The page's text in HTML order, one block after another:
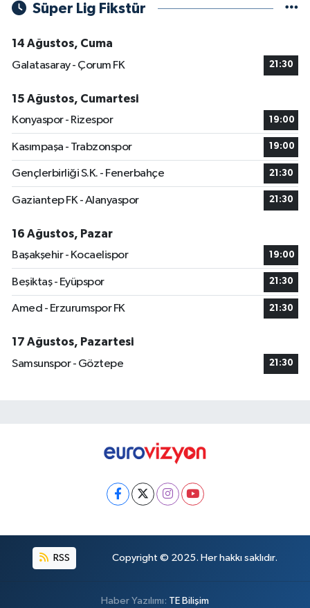
Süper Lig Fikstür
14 Ağustos, Cuma
Galatasaray - Çorum FK
21:30
15 Ağustos, Cumartesi
Konyaspor - Rizespor
19:00
Kasımpaşa - Trabzonspor 19:00
Gençlerbirliği S.K. - Fenerbahçe 21:30
Gaziantep FK - Alanyaspor 21:30
16 Ağustos, Pazar
Başakşehir - Kocaelispor
19:00
Beşiktaş - Eyüpspor 21:30
Amed - Erzurumspor FK 21:30
17 Ağustos, Pazartesi
Samsunspor - Göztepe
21:30
RSS Copyright © 2025. Her hakkı saklıdır.
Haber Yazılımı: TE Bilişim